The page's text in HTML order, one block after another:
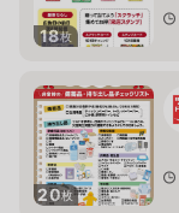
18枚
20枚